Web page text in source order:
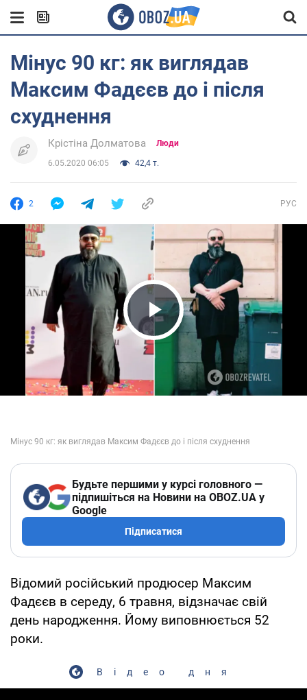
Мінус 90 кг: як виглядав
Максим Фадєєв до і після
схуднення
Крістіна Долматова Люди
6.05.2020 06:05 42,4 т.
2 РУС
Play Video
Будьте першими у курсі головного —
підпишіться на Новини на OBOZ.UA у
Google
Підписатися
Відомий російський продюсер Максим
Фадєєв в середу, 6 травня, відзначає свій
день народження. Йому виповнюється 52
роки.
Відео дня